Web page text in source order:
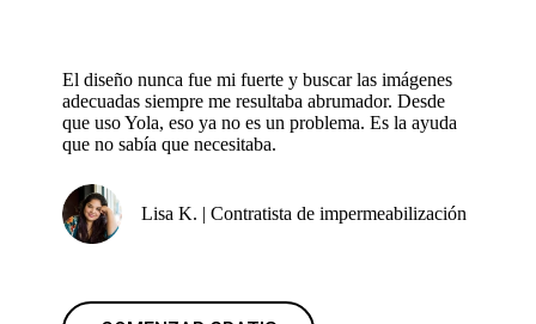
El diseño nunca fue mi fuerte y buscar las imágenes
adecuadas siempre me resultaba abrumador. Desde
que uso Yola, eso ya no es un problema. Es la ayuda
que no sabía que necesitaba.
Lisa K. | Contratista de impermeabilización